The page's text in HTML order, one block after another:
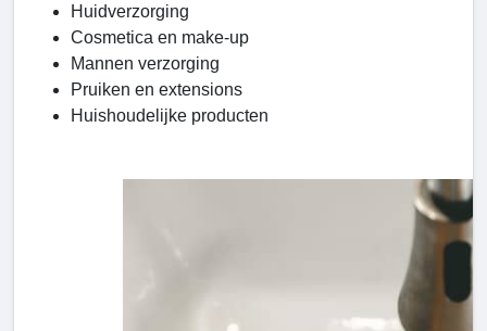
Huidverzorging
Cosmetica en make-up
Mannen verzorging
Pruiken en extensions
Huishoudelijke producten